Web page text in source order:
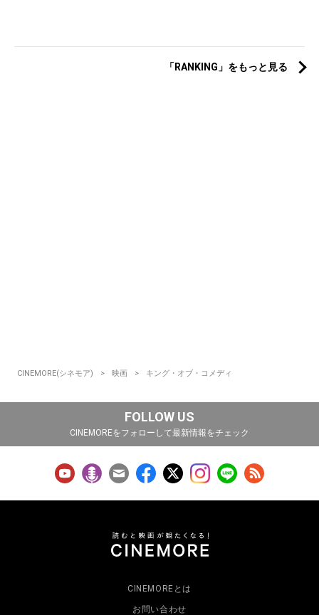
「RANKING」をもっと見る
CINEMORE(シネモア) 映画 キング・オブ・コメディ
FOLLOW US
CINEMOREをフォローして最新情報をチェック
CINEMOREとは
お問い合わせ